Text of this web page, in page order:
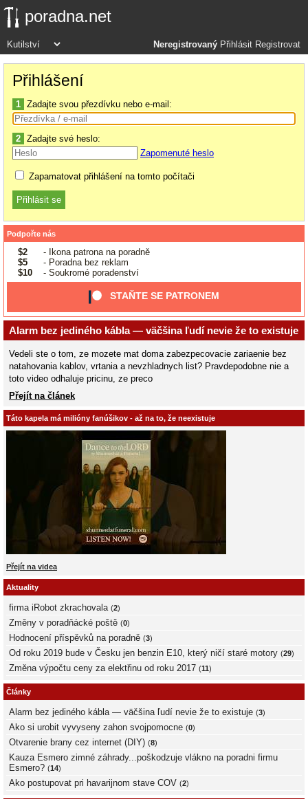
poradna.net
Neregistrovaný Přihlásit Registrovat
Přihlášení
1 Zadajte svou přezdívku nebo e-mail:
2 Zadajte své heslo:
Zapomenuté heslo
Zapamatovat přihlášení na tomto počítači
Podpořte nás
$2
- Ikona patrona na poradně
$5
- Poradna bez reklam
$10
- Soukromé poradenství
STAŇTE SE PATRONEM
Alarm bez jediného kábla — väčšina ľudí nevie že to existuje
Vedeli ste o tom, ze mozete mat doma zabezpecovacie zariaenie bez
natahovania kablov, vrtania a nevzhladnych list? Pravdepodobne nie a
toto video odhaluje pricinu, ze preco
Přejít na článek
Táto kapela má milióny fanúšikov - až na to, že neexistuje
Přejít na videa
Aktuality
firma iRobot zkrachovala (2)
Změny v poradňácké poště (0)
Hodnocení příspěvků na poradně (3)
Od roku 2019 bude v Česku jen benzin E10, který ničí staré motory (29)
Změna výpočtu ceny za elektřinu od roku 2017 (11)
Články
Alarm bez jediného kábla — väčšina ľudí nevie že to existuje (3)
Ako si urobit vyvyseny zahon svojpomocne (0)
Otvarenie brany cez internet (DIY) (8)
Kauza Esmero zimné záhrady...poškodzuje vlákno na poradni firmu
Esmero? (14)
Ako postupovat pri havarijnom stave COV (2)